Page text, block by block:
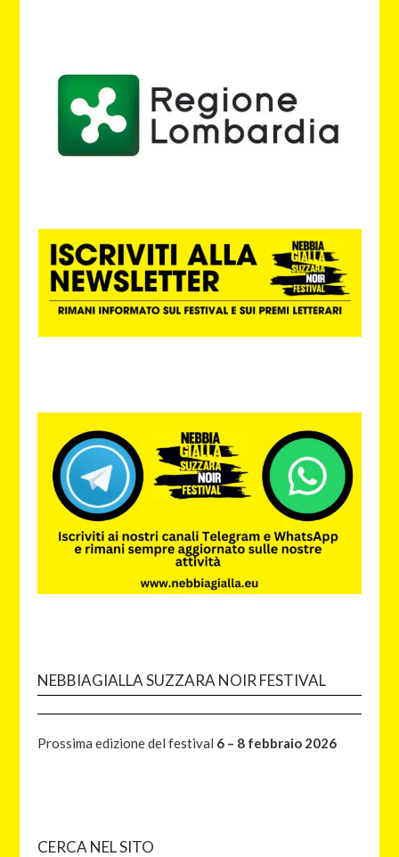
NEBBIAGIALLA SUZZARA NOIR FESTIVAL
Prossima edizione del festival 6 – 8 febbraio 2026
CERCA NEL SITO